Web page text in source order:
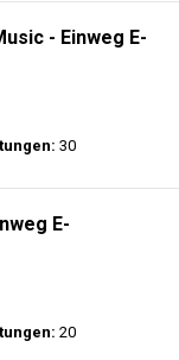
- Einweg E-
30
E-
20